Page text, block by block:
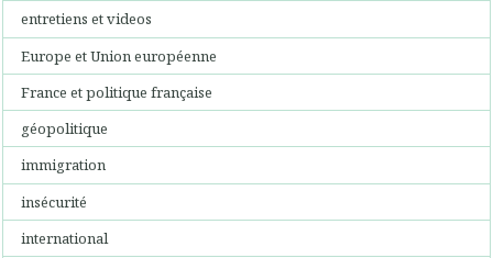
entretiens et videos
Europe et Union européenne
France et politique française
géopolitique
immigration
insécurité
international